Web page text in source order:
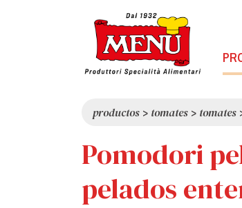
productos > tomates > tomates
Pomodori
pelados